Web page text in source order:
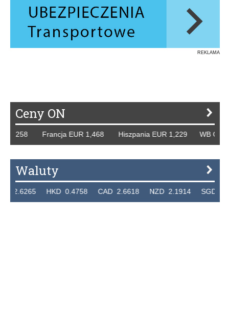
REKLAMA
Ceny ON
Francja EUR 1,468 Hiszpania EUR 1,229 WB GBP
Waluty
HKD 0.4758 CAD 2.6618 NZD 2.1914 SGD